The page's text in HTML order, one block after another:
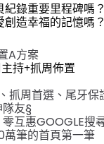
紀錄重要里程碑嗎？
創造幸福的記憶嗎？
A方案
主持+抓周佈置
抓周首選、尾牙保
友§
互惠GOOGLE搜
萬筆的首頁第一筆